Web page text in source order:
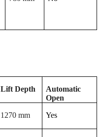
Lift Depth
Automatic
Open
1270 mm Yes